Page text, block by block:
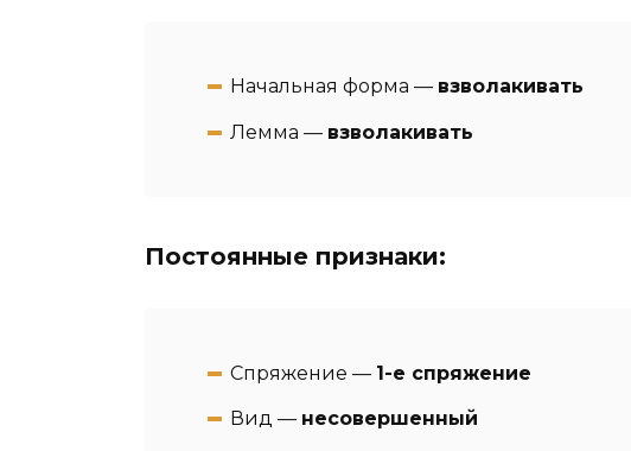
Начальная форма — взволакивать
Лемма — взволакивать
Постоянные признаки:
Спряжение — 1-е спряжение
Вид — несовершенный